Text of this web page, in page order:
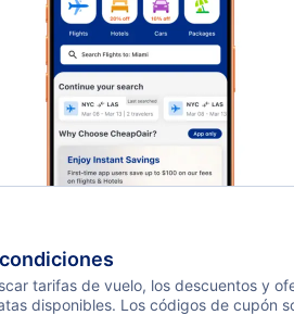
tarifas de vuelo, los descuentos y
disponibles. Los códigos de cupón